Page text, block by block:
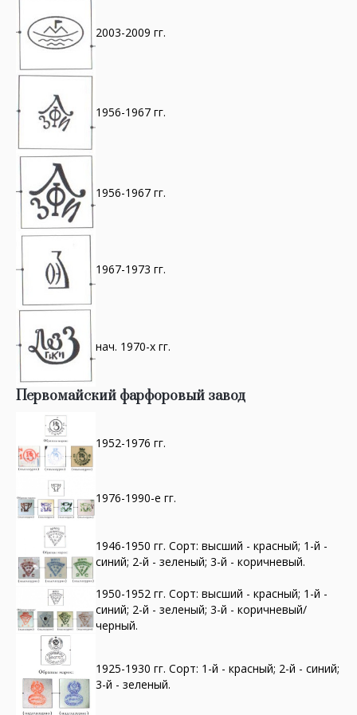
2003-2009 гг.
1956-1967 гг.
1956-1967 гг.
1967-1973 гг.
нач. 1970-х гг.
Первомайский фарфоровый завод
1952-1976 гг.
1976-1990-е гг.
1946-1950 гг. Сорт: высший - красный; 1-й -
синий; 2-й - зеленый; 3-й - коричневый.
1950-1952 гг. Сорт: высший - красный; 1-й -
синий; 2-й - зеленый; 3-й - коричневый/
черный.
1925-1930 гг. Сорт: 1-й - красный; 2-й - синий;
3-й - зеленый.